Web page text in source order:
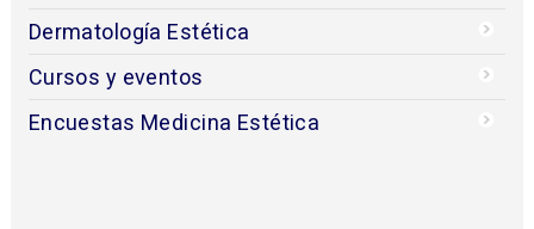
Dermatología Estética
Cursos y eventos
Encuestas Medicina Estética